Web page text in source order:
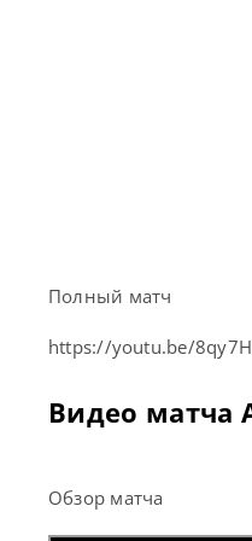
Полный матч
https://youtu.be/
Видео матча
Обзор матча